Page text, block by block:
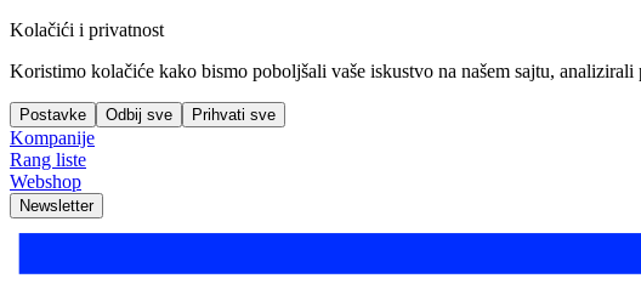
Kolačići i privatnost
Koristimo kolačiće kako bismo poboljšali vaše iskustvo na našem sajtu,
Postavke Odbij sve Prihvati sve
Kompanije
Rang liste
Webshop
Newsletter